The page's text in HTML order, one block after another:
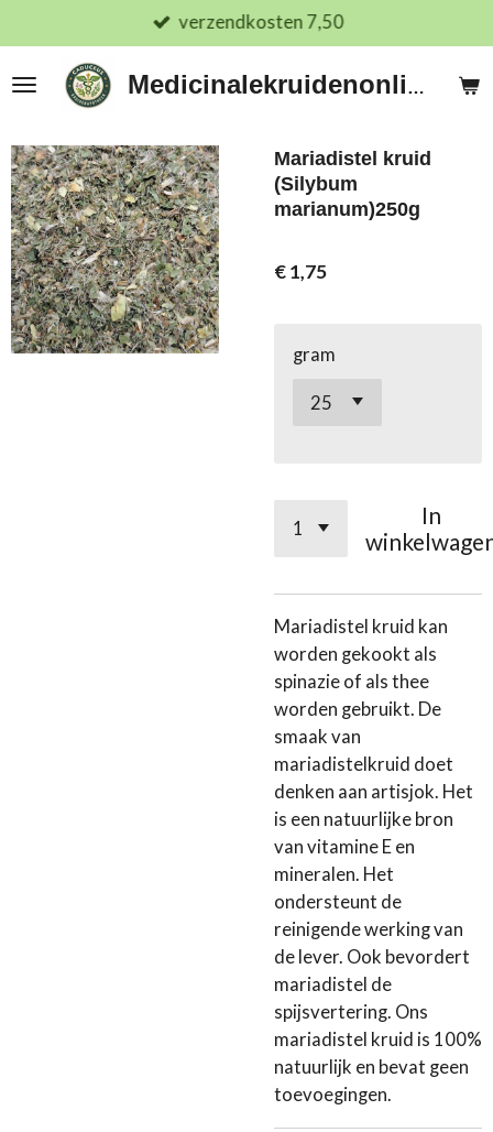
direct
naar
Medicinalekruidenonline.nl
verzendkosten 7,50
Mariadistel kruid
(Silybum
marianum)250g
€ 1,75
gram
In
Mariadistel kruid kan
worden gekookt als
spinazie of als thee
worden gebruikt. De
smaak van
mariadistelkruid doet
denken aan artisjok. Het
is een natuurlijke bron
van vitamine E en
mineralen. Het
ondersteunt de
reinigende werking van
de lever. Ook bevordert
mariadistel de
spijsvertering. Ons
mariadistel kruid is 100%
natuurlijk en bevat geen
toevoegingen.